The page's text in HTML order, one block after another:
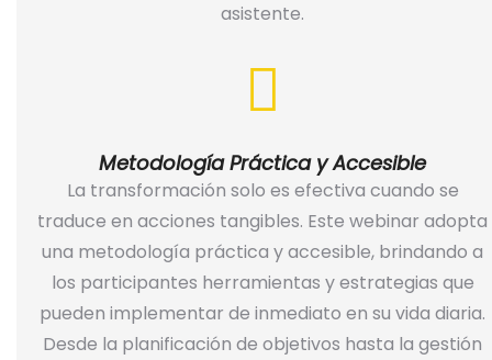
asistente.
Metodología Práctica y Accesible
La transformación solo es efectiva cuando se
traduce en acciones tangibles. Este webinar adopta
una metodología práctica y accesible, brindando a
los participantes herramientas y estrategias que
pueden implementar de inmediato en su vida diaria.
Desde la planificación de objetivos hasta la gestión